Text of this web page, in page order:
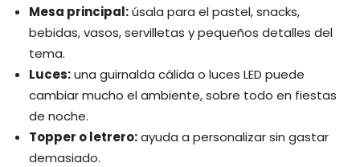
Mesa principal:úsala para el pastel, snacks,
bebidas, vasos, servilletas y pequeños detalles del
tema.
Luces:una guirnalda cálida o luces LED puede
cambiar mucho el ambiente, sobre todo en fiestas
de noche.
Topper o letrero:ayuda a personalizar sin gastar
demasiado.